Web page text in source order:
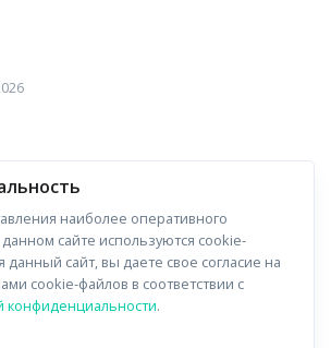
10 к1, оф.23
Информация
О компании
Доставка
наиболее оперативного
сайте используются cookie-
данный сайт, вы даете свое согласие на
cookie-файлов в соответствии с
конфиденциальности.